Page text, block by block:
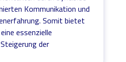
Kommunikation und
Somit bietet
essenzielle
der